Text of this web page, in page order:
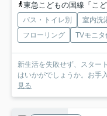
東急こどもの国線「こ
バス・トイレ別 室内洗
フローリング
TVモニタ
新生活を失敗せず、スター
はいかがでしょうか。お手
見る